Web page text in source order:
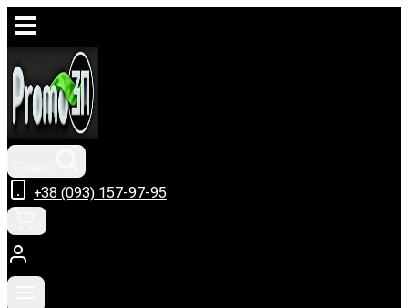
Перейти
содержимому
+38 (093) 157-97-95